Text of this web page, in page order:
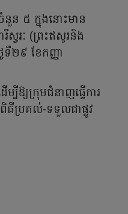
នួន ៥ ក្នុងនោះមាន
ស្វរៈ (ព្រះឥសូរនិង
ទី២៩ ខែកញ្ញា
បីឱ្យក្រុមជំនាញធ្វើការ
ធីប្រគល់-ទទួលជាផ្លូវ